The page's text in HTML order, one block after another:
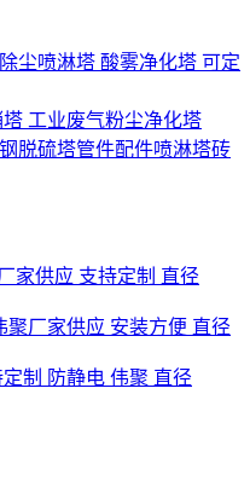
尘喷淋塔 酸雾净化塔 可定
工业废气粉尘净化塔
脱硫塔管件配件喷淋塔砖
家供应 支持定制 直径
聚厂家供应 安装方便 直径
制 防静电 伟聚 直径